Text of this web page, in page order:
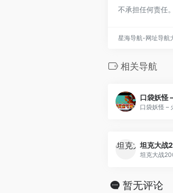
不承担任何责任。
星海导航-网址导航
相关导航
暂无评论